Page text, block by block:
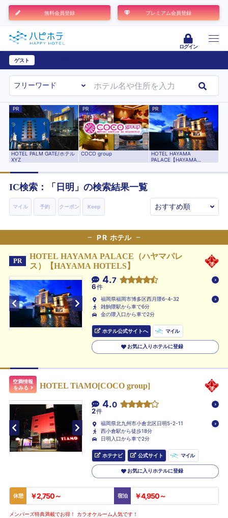
無料会員登録 プレミアム会員登録
ログイン
ゲスト
PR
HOTEL PALM GATE/ホテル
XYZ
PR
COCO group
PR
HOTEL HAYAMA
PALACE【HAYAMA
IC検索：「 日明 」の検索結果一覧
マイル 予約 クーポン Keep
PR ホテル
PR
HOTEL HAYAMA PALACE（ハヤマパレ
ス）【HAYAMA HOTELS】
4.7
6件
福岡県福岡市博多区西月隈6-4-32
雑餉隈駅から車で6分
金の隈入口から車で2分
ホテル公式サイトへ マイル
お気に入りホテルに登録
空満情報
をみる
HOTEL TiAMO[COCO group]
4.0
2件
福岡県北九州市小倉北区日明5-2-11
西小倉駅から徒歩18分
日明入口から車で2分
ホテナビ 公式サイト マイル
お気に入りホテルに登録
休憩 ￥2,750～ 宿泊 ￥4,950～
メンバーズ特典満載でお得！ カラオケルーム人気です！